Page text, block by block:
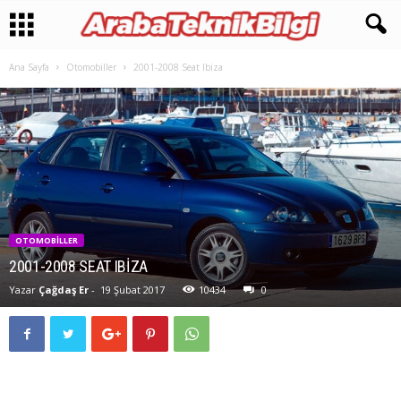
Ana Sayfa Otomobiller 2001-2008 Seat Ibiza
OTOMOBILLER
2001-2008 SEAT IBIZA
Yazar Çağdaş Er - 19 Şubat 2017 10434 0